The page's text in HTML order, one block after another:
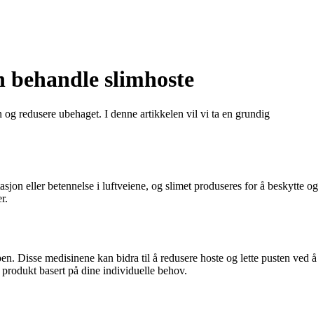
slimhoste
redusere ubehaget. I denne artikkelen vil vi ta en grundig
eller betennelse i luftveiene, og slimet produseres for å beskytte og
Disse medisinene kan bidra til å redusere hoste og lette pusten ved å
basert på dine individuelle behov.